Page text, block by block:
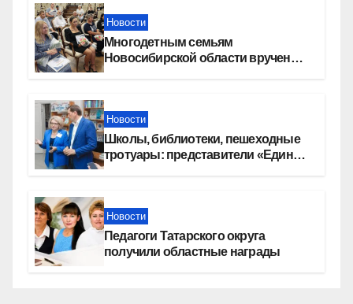
Новости
Многодетным семьям
Новосибирской области вручены
Новости
Школы, библиотеки, пешеходные
тротуары: представители «Единой
Новости
Педагоги Татарского округа
получили областные награды